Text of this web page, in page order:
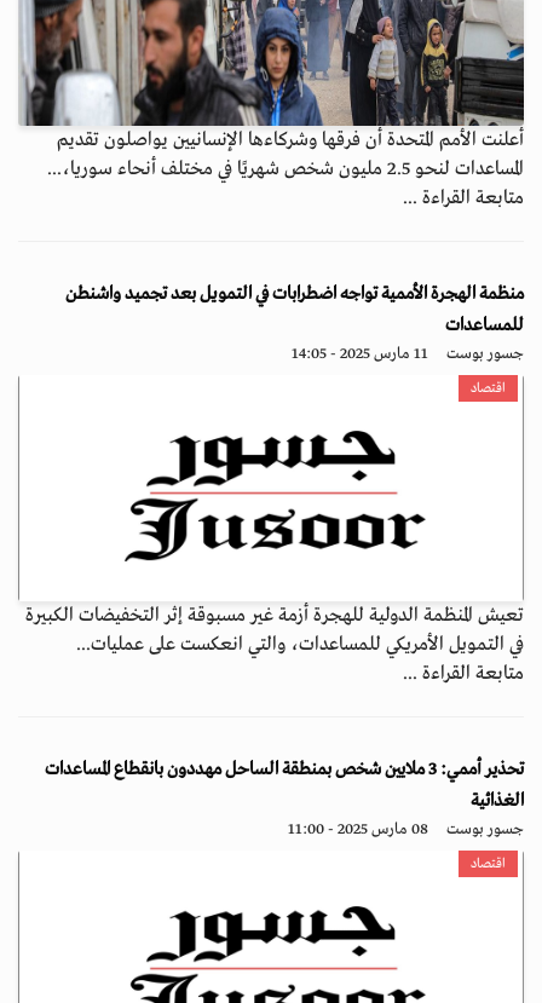
أعلنت الأمم المتحدة أن فرقها وشركاءها الإنسانيين يواصلون تقديم
المساعدات لنحو 2.5 مليون شخص شهريًا في مختلف أنحاء سوريا،...
متابعة القراءة ...
منظمة الهجرة الأممية تواجه اضطرابات في التمويل بعد تجميد واشنطن
للمساعدات
جسور بوست 11 مارس 2025 - 14:05
اقتصاد
تعيش المنظمة الدولية للهجرة أزمة غير مسبوقة إثر التخفيضات الكبيرة
في التمويل الأمريكي للمساعدات، والتي انعكست على عمليات...
متابعة القراءة ...
تحذير أممي: 3 ملايين شخص بمنطقة الساحل مهددون بانقطاع المساعدات
الغذائية
جسور بوست 08 مارس 2025 - 11:00
اقتصاد